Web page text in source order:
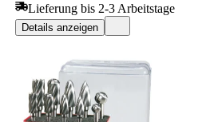
Lieferung bis 2-3 Arbeitstage
Details anzeigen